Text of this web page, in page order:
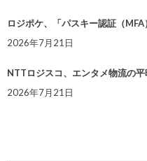
ロジポケ、「パスキー認証（
2026年7月21日
NTTロジスコ、エンタメ物流の
2026年7月21日